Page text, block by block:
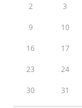
2 3
9 10
16 17
23 24
30 31